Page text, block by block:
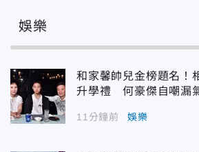
娛樂
和家馨帥兒金榜題名！
升學禮 何豪傑自嘲漏
11分鐘前 娛樂